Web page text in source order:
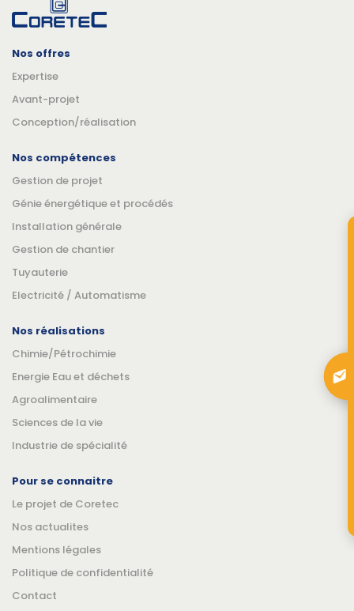
Nos offres
Expertise
Avant-projet
Conception/réalisation
Nos compétences
Gestion de projet
Génie énergétique et procédés
Installation générale
Gestion de chantier
Tuyauterie
Electricité / Automatisme
Nos réalisations
Chimie/Pétrochimie
Energie Eau et déchets
Agroalimentaire
Sciences de la vie
Industrie de spécialité
Pour se connaitre
Le projet de Coretec
Nos actualites
Mentions légales
Politique de confidentialité
Contact